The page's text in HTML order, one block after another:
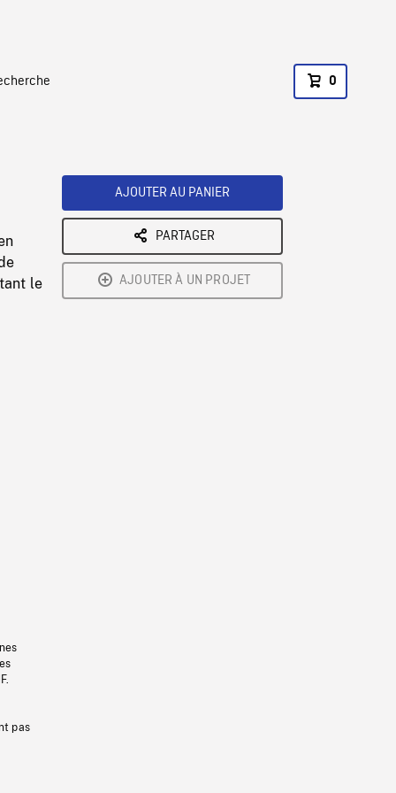
0
le
pas
AJOUTER AU PANIER
PARTAGER
AJOUTER À UN PROJET